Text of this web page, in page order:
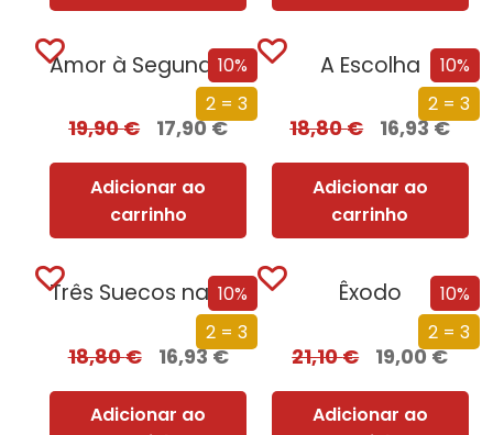
10%
2 = 3
Amor à Segunda Vista
19,90€ 17,90€
Adicionar ao
carrinho
10%
2 = 3
A Escolha
18,80€ 16,93€
Adicionar ao
carrinho
10%
2 = 3
Três Suecos na Montanha
18,80€ 16,93€
Adicionar ao
10%
2 = 3
Êxodo
21,10€ 19,00€
Adicionar ao